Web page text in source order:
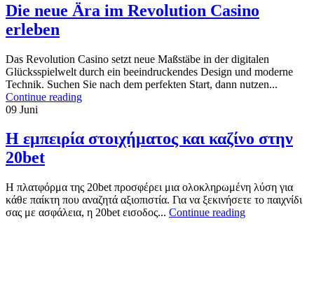
Die neue Ära im Revolution Casino
erleben
Das Revolution Casino setzt neue Maßstäbe in der digitalen
Glücksspielwelt durch ein beeindruckendes Design und moderne
Technik. Suchen Sie nach dem perfekten Start, dann nutzen...
Continue reading
09 Juni
Η εμπειρία στοιχήματος και καζίνο στην
20bet
Η πλατφόρμα της 20bet προσφέρει μια ολοκληρωμένη λύση για
κάθε παίκτη που αναζητά αξιοπιστία. Για να ξεκινήσετε το παιχνίδι
σας με ασφάλεια, η 20bet εισοδος... Continue reading